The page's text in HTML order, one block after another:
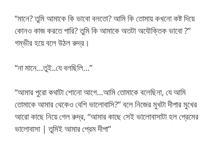
“মানে? তুমি আমাকে কি ভাবো বলতো? আমি কি তোমায় কখনো কষ্ট দিয়ে
কোনও কাজ করতে পারি? তুমি কি আমাকে অতটা অযৌক্তিক ভাবো ?”
গম্ভীর হয়ে বলে উঠল রুদ্র।
“না মানে…তুই..যে বলছিলি…”
“আমার পুরো কথাটা শোনো আগে…আমি তোমাকে বলেছিনা, যে আমি
তোমাকে আমার থেকেও বেশি ভালোবাসি?” বলে নিজের মুখটা দীপার মুখের
আরো কাছে নিয়ে গেল রুদ্র, “আমার কাছে সেই ভালোবাসাটা হল প্রেমের
ভালোবাসা | তুমিই আমার প্রেম দীপা”